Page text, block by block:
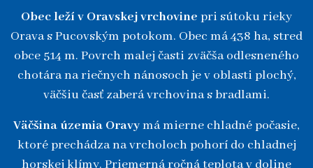
Obec leží v Oravskej vrchovine pri sútoku rieky
Orava s Pucovským potokom. Obec má 438 ha, stred
obce 514 m. Povrch malej časti zväčša odlesneného
chotára na riečnych nánosoch je v oblasti plochý,
väčšiu časť zaberá vrchovina s bradlami.
Väčšina územia Oravymá mierne chladné počasie,
ktoré prechádza na vrcholoch pohorí do chladnej